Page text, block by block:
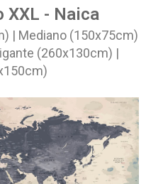
XXL - Naica
| Mediano (150x75cm)
(260x130cm) |